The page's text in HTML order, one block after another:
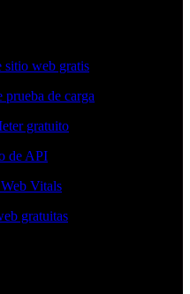
sitio web gratis
de carga
gratuito
de API
Vitals
gratuitas